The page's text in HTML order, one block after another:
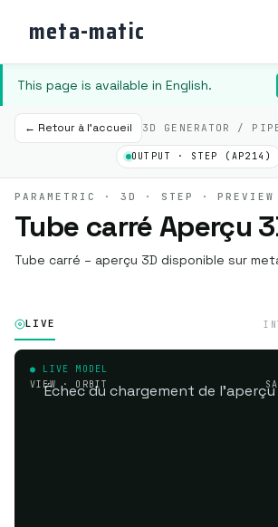
meta-matic
This page is available in English.
← Retour à l'accueil 3D GENERATOR /
OUTPUT · STEP (AP214)
PARAMETRIC · 3D · STEP · PREVIEW
Tube carré Aperçu
Tube carré – aperçu 3D disponible sur
LIVE
● LIVE MODEL
VIEW · ORBIT
Échec du chargement de l'aperçu